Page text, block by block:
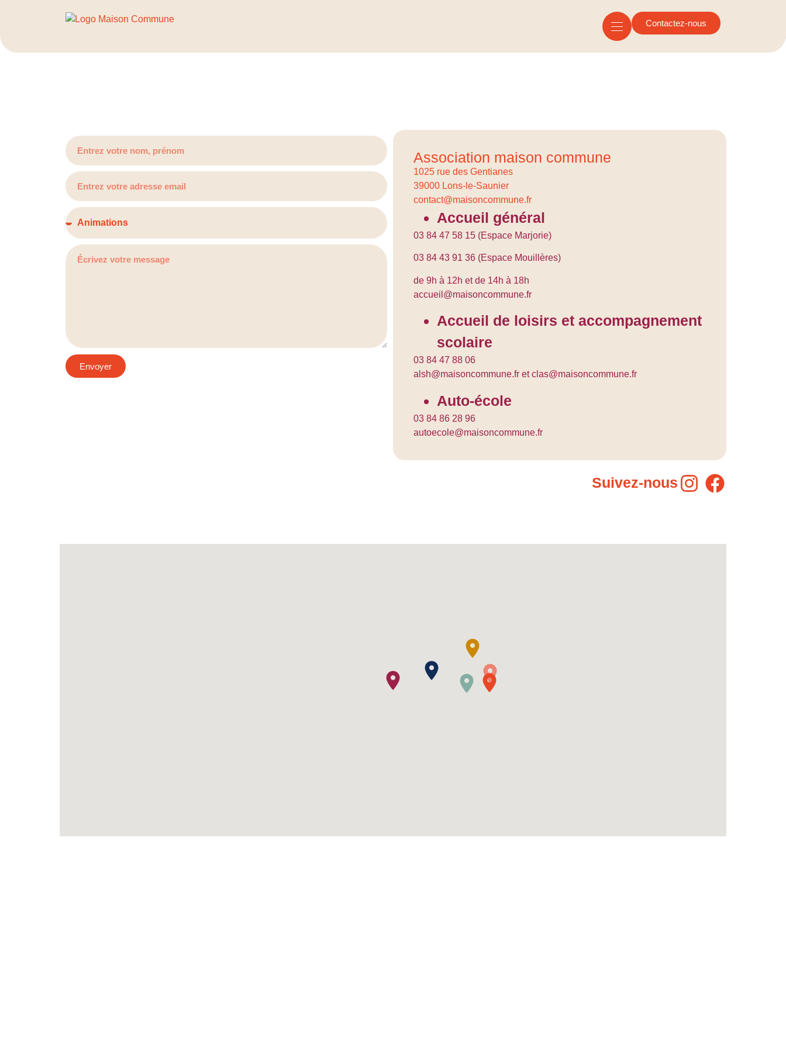
Contactez-nous
Envoyer
Association maison commune
1025 rue des Gentianes
39000 Lons-le-Saunier
contact@maisoncommune.fr
Accueil général
03 84 47 58 15 (Espace Marjorie)
03 84 43 91 36 (Espace Mouillères)
de 9h à 12h et de 14h à 18h
accueil@maisoncommune.fr
Accueil de loisirs et accompagnement
scolaire
03 84 47 88 06
alsh@maisoncommune.fr et clas@maisoncommune.fr
Auto-école
03 84 86 28 96
autoecole@maisoncommune.fr
Suivez-nous